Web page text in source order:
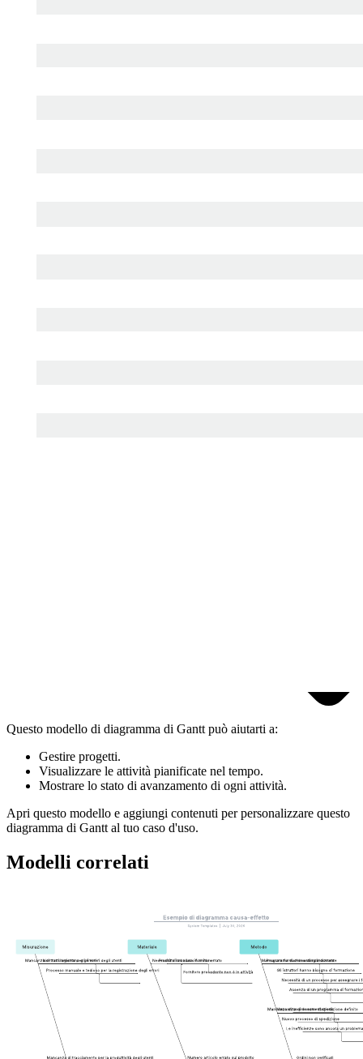
Questo modello di diagramma di Gantt può aiutarti a:
Gestire progetti.
Visualizzare le attività pianificate nel tempo.
Mostrare lo stato di avanzamento di ogni attività.
Apri questo modello e aggiungi contenuti per personalizzare questo
diagramma di Gantt al tuo caso d'uso.
Modelli correlati